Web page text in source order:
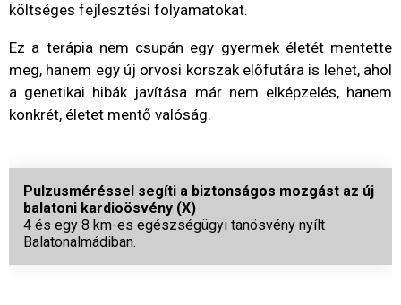
költséges fejlesztési folyamatokat.
Ez a terápia nem csupán egy gyermek életét mentette
meg, hanem egy új orvosi korszak előfutára is lehet, ahol
a genetikai hibák javítása már nem elképzelés, hanem
konkrét, életet mentő valóság.
Pulzusméréssel segíti a biztonságos mozgást az új
balatoni kardioösvény (X)
4 és egy 8 km-es egészségügyi tanösvény nyílt
Balatonalmádiban.